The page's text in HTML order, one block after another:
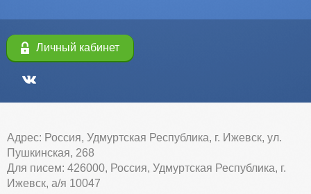
Личный кабинет
Адрес: Россия, Удмуртская Республика, г. Ижевск, ул.
Пушкинская, 268
Для писем: 426000, Россия, Удмуртская Республика, г.
Ижевск, а/я 10047